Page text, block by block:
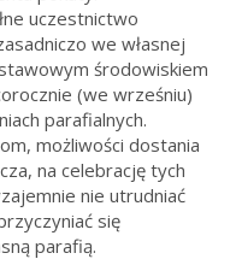
uczestnictwo
we własnej
środowiskiem
(we wrześniu)
parafialnych.
możliwości dostania
na celebrację tych
nie utrudniać
się
parafią.